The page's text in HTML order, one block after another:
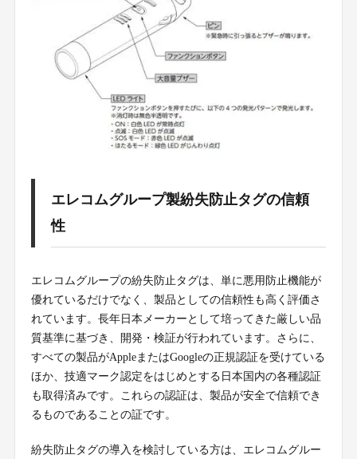
エレコムグループ製紛失防止タグの信頼
性
エレコムグループの紛失防止タグは、単に悪用防止機能が
優れているだけでなく、製品としての信頼性も高く評価さ
れています。長年日本メーカーとして培ってきた厳しい品
質基準に基づき、開発・検証が行われています。さらに、
すべての製品がAppleまたはGoogleの正規認証を受けている
ほか、技適マーク認定をはじめとする日本国内の各種認証
も取得済みです。これらの認証は、製品が安全で信頼でき
るものであることの証です。
紛失防止タグの導入を検討している方は、エレコムグルー